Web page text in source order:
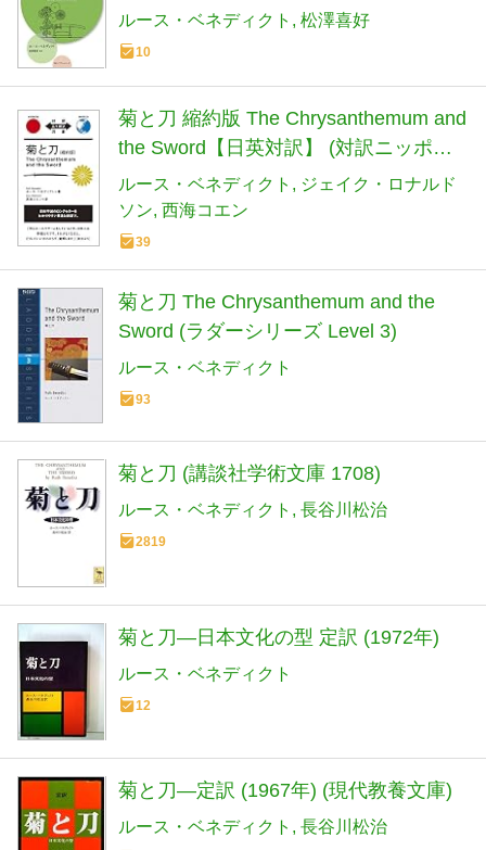
ルース・ベネディクト 松澤喜好
10
菊と刀 縮約版 The Chrysanthemum and
the Sword【日英対訳】 (対訳ニッポン
双書)
ルース・ベネディクト
ジェイク・ロナルド
ソン 西海コエン
39
菊と刀 The Chrysanthemum and the
Sword (ラダーシリーズ Level 3)
ルース・ベネディクト
93
菊と刀 (講談社学術文庫 1708)
ルース・ベネディクト 長谷川松治
2819
菊と刀―日本文化の型 定訳 (1972年)
ルース・ベネディクト
12
菊と刀―定訳 (1967年) (現代教養文庫)
ルース・ベネディクト 長谷川松治